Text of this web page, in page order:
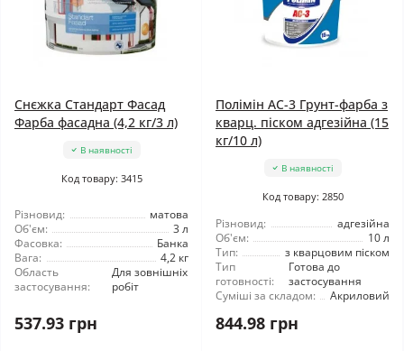
Снєжка Стандарт Фасад
Фарба фасадна (4,2 кг/3 л)
В наявності
Код товару: 3415
Різновид:
матова
Об'єм:
3 л
Фасовка:
Банка
Вага:
4,2 кг
Область
застосування:
Для зовнішніх
робіт
537.93 грн
Полімін АС-3 Грунт-фарба з
кварц. піском адгезійна (15
кг/10 л)
В наявності
Код товару: 2850
Різновид:
адгезійна
Об'єм:
10 л
Тип:
з кварцовим піском
Тип
готовності:
Готова до
застосування
Суміші за складом:
Акриловий
844.98 грн